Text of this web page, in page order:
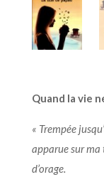
Quand la vie
« Trempée
apparue sur ma
d’orage.